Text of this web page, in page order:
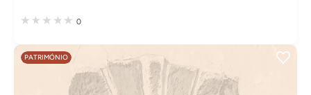
0
PATRIMÓNIO